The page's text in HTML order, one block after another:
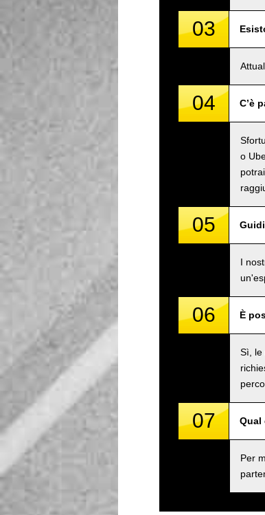
03
04 C’è
o
05
I
06 È
Sì, le
07 Qual
Per